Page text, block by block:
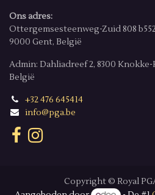
Ons adres:
Ottergemsesteenweg-Zuid 808
9000 Gent, België
Admin: Dahliadreef 2, 8300
België
+32 476 645414
info@pga.be
Copyright © Royal